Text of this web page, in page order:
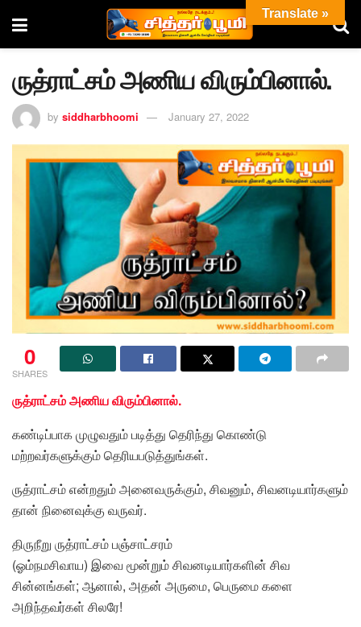
ருத்ராட்சம் அணிய விரும்பினால்.
by siddharbhoomi January 27, 2022
0
SHARES
ருத்ராட்சம் அணிய விரும்பினால்.
கண்டிப்பாக முழுவதும் படித்து தெரிந்து கொண்டு
மற்றவர்களுக்கும் தெரியபடுத்துங்கள்.
ருத்ராட்சம் என்றதும் அனைவருக்கும், சிவனும், சிவனடியார்களும்
தான் நினைவுக்கு வருவர்.
திருநீறு ருத்ராட்சம் பஞ்சாட்சரம்
(ஓம்நமசிவாய) இவை மூன்றும் சிவனடியார்களின் சிவ
சின்னங்கள்; ஆனால், அதன் அருமை, பெருமை களை
அறிந்தவர்கள் சிலரே!
Translate »